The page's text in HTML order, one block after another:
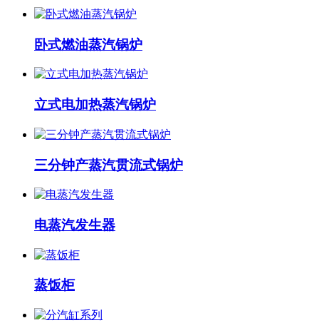
卧式燃油蒸汽锅炉
立式电加热蒸汽锅炉
三分钟产蒸汽贯流式锅炉
电蒸汽发生器
蒸饭柜